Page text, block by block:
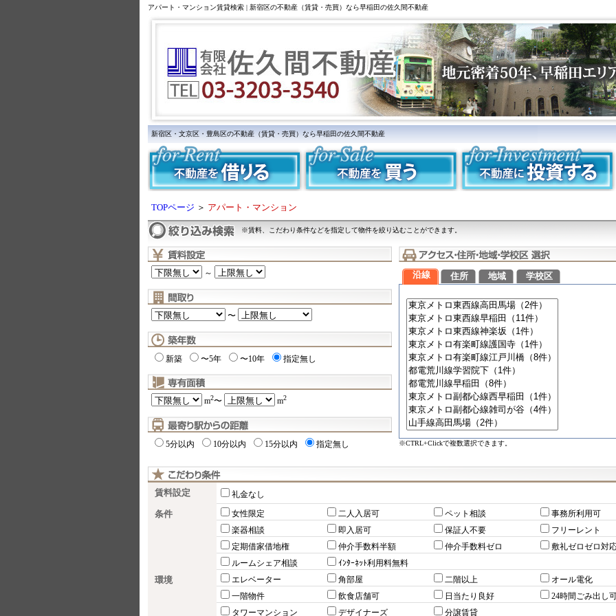
アパート・マンション賃貸検索 | 新宿区の不動産（賃貸・売買）なら早稲田の佐久間不動産
新宿区・文京区・豊島区の不動産（賃貸・売買）なら早稲田の佐久間不動産
TOPページ ＞ アパート・マンション
※賃料、こだわり条件などを指定して物件を絞り込むことができます。
～
〜
新築 〜5年 〜10年 指定無し
m2〜 m2
5分以内 10分以内 15分以内 指定無し
沿線 住所 地域 学校区
※CTRL+Clickで複数選択できます。
賃料設定 礼金なし
条件 女性限定 二人入居可 ペット相談
事務所利用可
楽器相談
即入居可 保証人不要
フリーレント
定期借家借地権
仲介手数料半額 仲介手数料ゼロ
敷礼ゼロゼロ対
ルームシェア相談
ｲﾝﾀｰﾈｯﾄ利用料無料
環境 エレベーター 角部屋 二階以上
オール電化
一階物件
飲食店舗可 日当たり良好
24時間ごみ出し
タワーマンション
デザイナーズ 分譲賃貸